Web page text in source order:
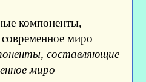
составляющие
миро